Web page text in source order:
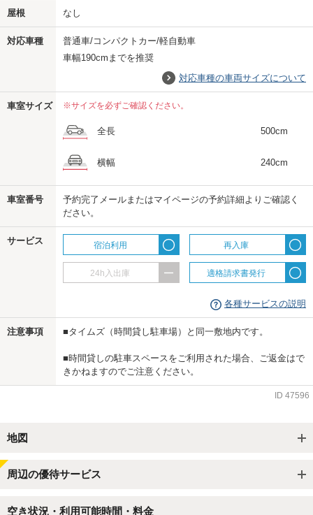
屋根 なし
対応車種
普通車/コンパクトカー/軽自動車
車幅190cmまでを推奨
対応車種の車両サイズについて
車室サイズ ※サイズを必ずご確認ください。
全長 500cm
横幅 240cm
車室番号
予約完了メールまたはマイページの予約詳細よりご確認く
ださい。
サービス 宿泊利用 再入庫
24h入出庫 適格請求書発行
各種サービスの説明
注意事項 ■タイムズ（時間貸し駐車場）と同一敷地内です。
■時間貸しの駐車スペースをご利用された場合、ご返金はで
きかねますのでご注意ください。
ID 47596
地図
周辺の優待サービス
空き状況・利用可能時間・料金